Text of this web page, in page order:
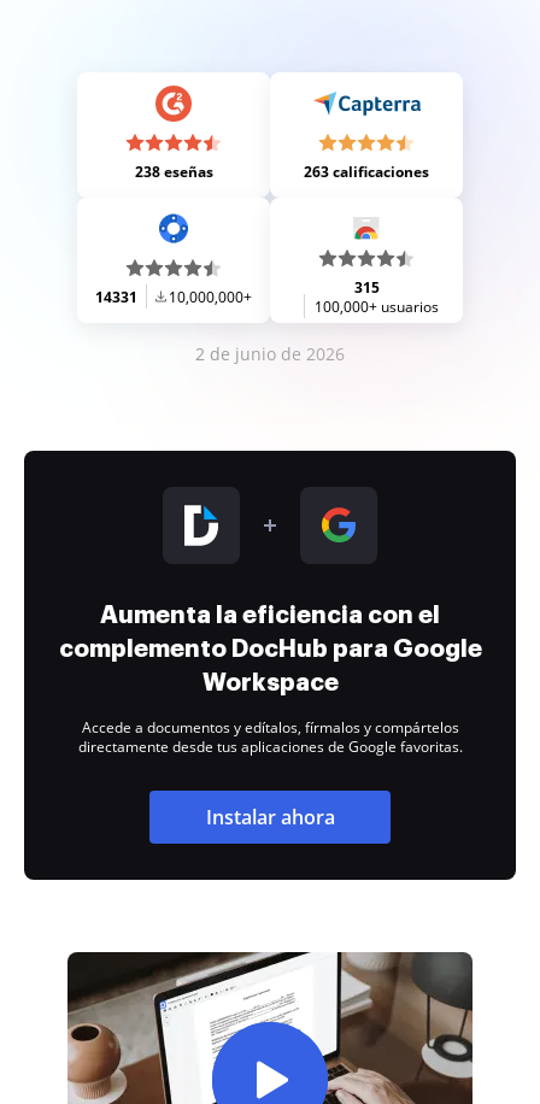
238 eseñas 263 calificaciones
14331 10,000,000+
315
100,000+ usuarios
2 de junio de 2026
Aumenta la eficiencia con el
complemento DocHub para Google
Workspace
Accede a documentos y edítalos, fírmalos y compártelos
directamente desde tus aplicaciones de Google favoritas.
Instalar ahora